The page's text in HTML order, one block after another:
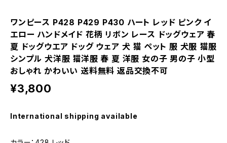
ワンピース P428 P429 P430 ハート レッド ピンク イ
エロー ハンドメイド 花柄 リボン レース ドッグウェア 春
夏 ドッグウエア ドッグ ウェア 犬 猫 ペット 服 犬服 猫服
シンプル 犬洋服 猫洋服 春 夏 洋服 女の子 男の子 小型
おしゃれ かわいい 送料無料 返品交換不可
¥3,800
International shipping available